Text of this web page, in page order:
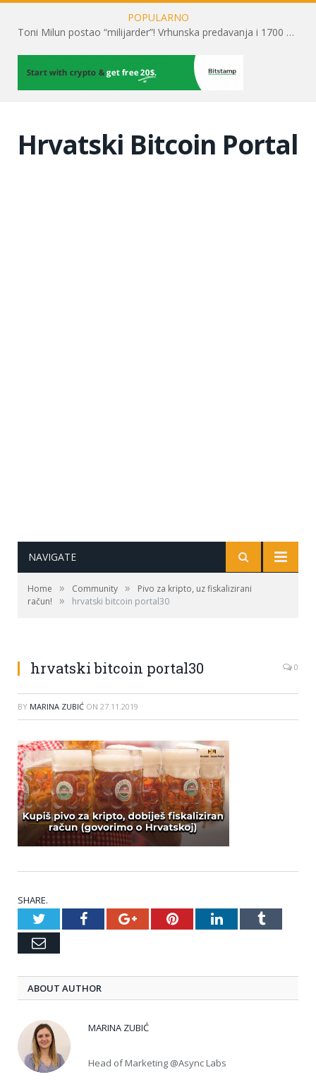
POPULARNO
Toni Milun postao “milijarder”! Vrhunska predavanja i 1700 posjetitelja obilježili su mjesec financijske pismenosti
Hrvatski Bitcoin Portal
NAVIGATE
Home » Community »
Pivo za kripto, uz fiskalizirani
račun!
» hrvatski bitcoin portal30
hrvatski bitcoin portal30 0
BY MARINA ZUBIĆ ON 27.11.2019
SHARE.
TwitterFacebookGoogle+PinterestLinkedInTumblr
Email
ABOUT AUTHOR
MARINA ZUBIĆ
Head of Marketing @Async Labs